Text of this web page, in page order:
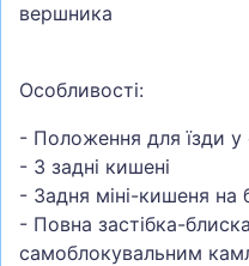
вершника
Особливості:
- Положення для їзди у
- 3 задні кишені
- Задня міні-кишеня на
- Повна застібка-
самоблокувальним